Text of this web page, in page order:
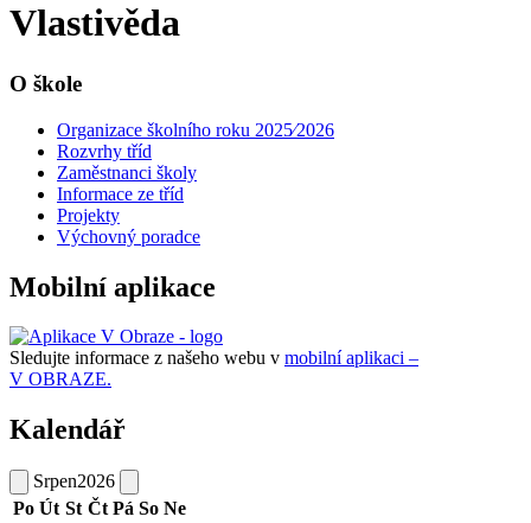
Vlastivěda
O škole
Organizace školního roku 2025⁄2026
Rozvrhy tříd
Zaměstnanci školy
Informace ze tříd
Projekty
Výchovný poradce
Mobilní aplikace
Sledujte informace z našeho webu v mobilní aplikaci –
V OBRAZE.
Kalendář
Srpen2026
Po Út St Čt Pá So Ne